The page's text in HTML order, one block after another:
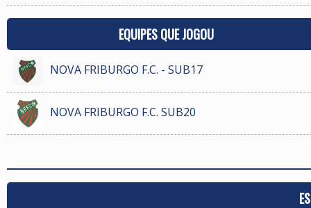
EQUIPES QUE JOGOU
NOVA FRIBURGO F.C. - SUB17
NOVA FRIBURGO F.C. SUB20